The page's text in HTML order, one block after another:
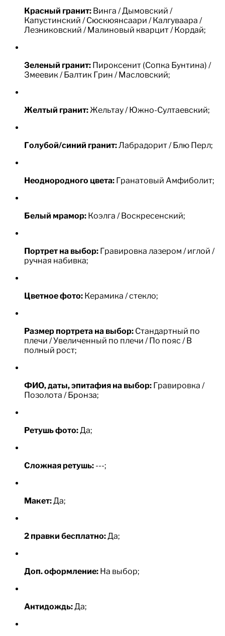
Красный гранит: Винга / Дымовский /
Капустинский / Сюскюянсаари / Калгуваара /
Лезниковский / Малиновый кварцит / Кордай;
Зеленый гранит: Пироксенит (Сопка Бунтина) /
Змеевик / Балтик Грин / Масловский;
Желтый гранит:Жельтау / Южно-Султаевский;
Голубой/синий гранит:Лабрадорит / Блю Перл;
Неоднородного цвета: Гранатовый Амфиболит;
Белый мрамор: Коэлга / Воскресенский;
Портрет на выбор: Гравировка лазером / иглой /
ручная набивка;
Цветное фото: Керамика / стекло;
Размер портрета на выбор: Стандартный по
плечи / Увеличенный по плечи / По пояс / В
полный рост;
ФИО, даты, эпитафия на выбор: Гравировка /
Позолота / Бронза;
Ретушь фото:Да;
Сложная ретушь: ---;
Макет:Да;
2 правки бесплатно:Да;
Доп. оформление: На выбор;
Антидождь:Да;